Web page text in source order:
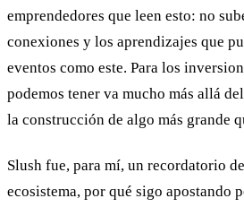
emprendedores que leen esto: no
conexiones y los aprendizajes que
eventos como este. Para los
podemos tener va mucho más allá
la construcción de algo más grande
Slush fue, para mí, un recordatorio
ecosistema, por qué sigo apostando